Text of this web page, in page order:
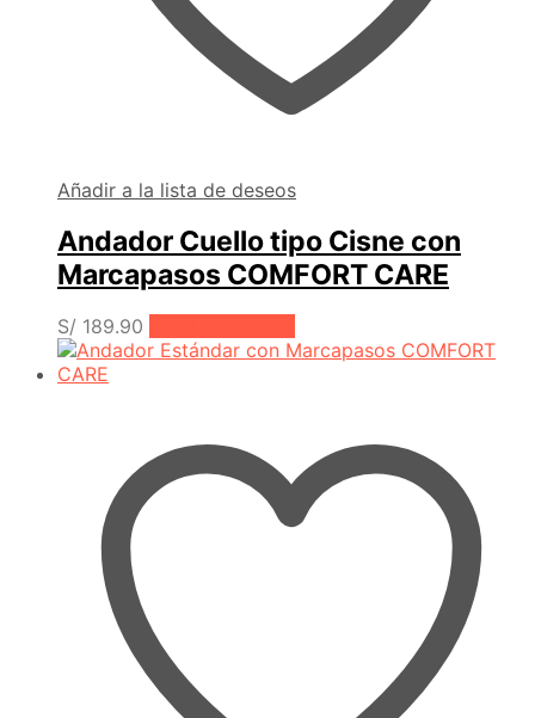
Añadir a la lista de deseos
Andador Cuello tipo Cisne con
Marcapasos COMFORT CARE
S/ 189.90